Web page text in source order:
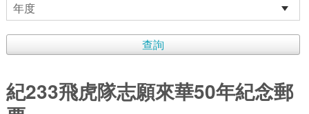
紀233飛虎隊志願來華50年紀念郵